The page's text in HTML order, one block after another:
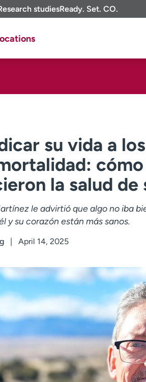
studiesReady. Set. CO.
Clinical trials
News & storiessu vida a
la salud de
le advirtió que algo no iba
y su corazón están más sanos.
April 14, 2025